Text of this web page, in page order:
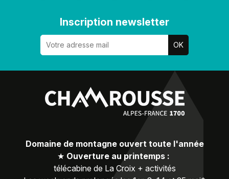
Inscription newsletter
Domaine de montagne ouvert toute l'année
★ Ouverture au printemps :
télécabine de La Croix + activités